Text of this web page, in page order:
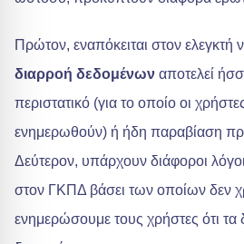
Πρώτον, εναπόκειται στον ελεγκτή
διαρροή δεδομένων αποτελεί
περιστατικό (για το οποίο οι
ενημερωθούν) ή ήδη παραβίαση
Δεύτερον, υπάρχουν διάφοροι
στον ΓΚΠΔ βάσει των οποίων δεν
ενημερώσουμε τους χρήστες ότι τα